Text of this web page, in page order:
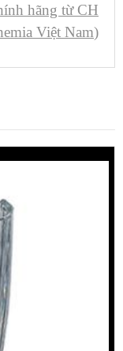
hãng từ CH
Việt Nam)